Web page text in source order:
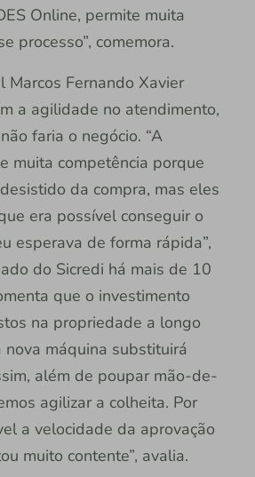
Online, permite muita
processo”, comemora.
Marcos Fernando Xavier
a agilidade no atendimento,
faria o negócio. “A
muita competência porque
da compra, mas eles
era possível conseguir o
esperava de forma rápida”,
do Sicredi há mais de 10
que o investimento
na propriedade a longo
nova máquina substituirá
além de poupar mão-de-
agilizar a colheita. Por
a velocidade da aprovação
muito contente”, avalia.